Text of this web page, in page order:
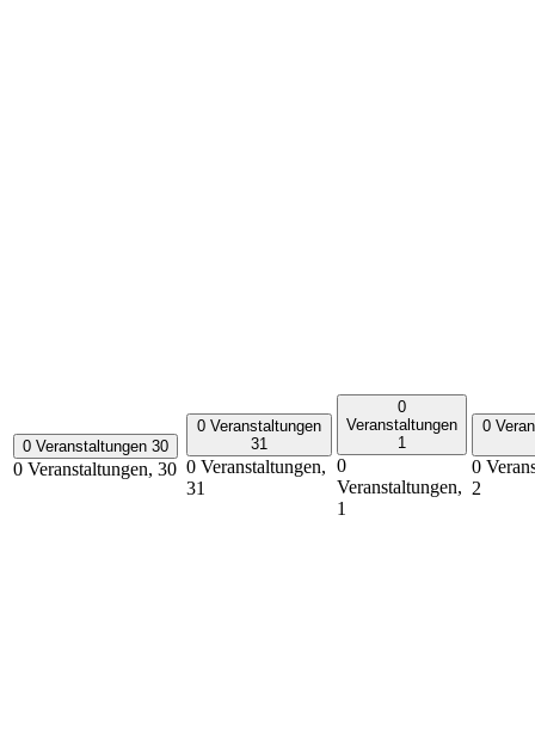
0 Veranstaltungen 30
0 Veranstaltungen, 30
0 Veranstaltungen
31
0 Veranstaltungen,
31
0
Veranstaltungen
1
0
Veranstaltungen,
1
0
0
2